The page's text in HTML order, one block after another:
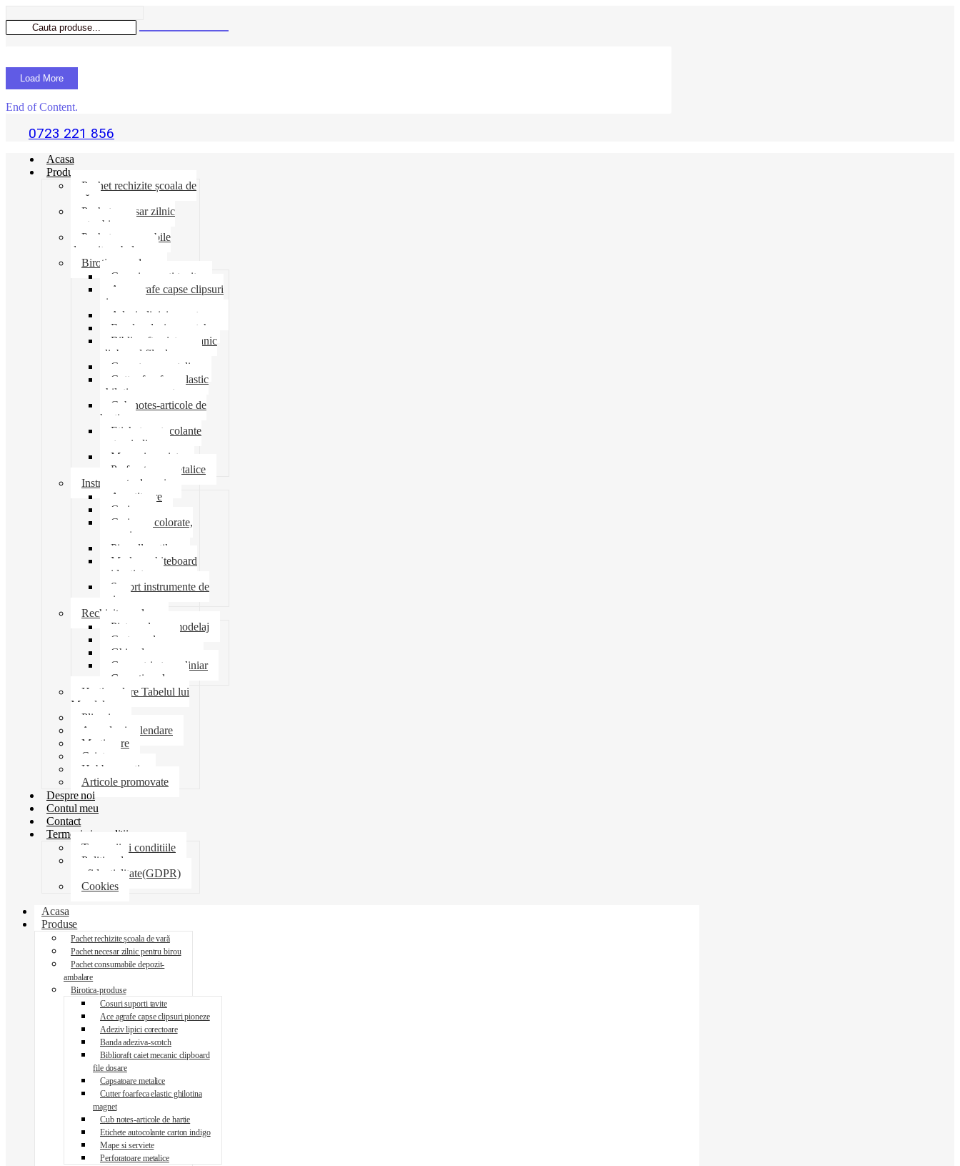
Load More
End of Content.
0723 221 856
Acasa
Produse
Pachet rechizite școala de
vară
Pachet necesar zilnic
pentru birou
Pachet consumabile
depozit-ambalare
Birotica-produse
Cosuri suporti tavite
Ace agrafe capse clipsuri
pioneze
Adeziv lipici corectoare
Banda adeziva-scotch
Biblioraft caiet mecanic
clipboard file dosare
Capsatoare metalice
Cutter foarfeca elastic
ghilotina magnet
Cub notes-articole de
hartie
Etichete autocolante
carton indigo
Mape si serviete
Perforatoare metalice
Instrumente de scris
Ascutitoare
Carioca
Creioane colorate,
mecanice
Pix roller stilou
Marker whiteboard
evidentiator
Suport instrumente de
scris
Rechizite scolare
Pictura desen modelaj
Creta scolara
Ghiozdane penare
Geometrie trusa liniar
Coperti scolare
Harti scolare Tabelul lui
Mendeleev
Plicuri
Agende si calendare
Martisoare
Caiete
Hobby creatie
Articole promovate
Despre noi
Contul meu
Contact
Termeni si conditii
Termenii si conditiile
Politica de
confidentialitate(GDPR)
Cookies
Acasa
Produse
Pachet rechizite școala de vară
Pachet necesar zilnic pentru birou
Pachet consumabile depozit-
ambalare
Birotica-produse
Cosuri suporti tavite
Ace agrafe capse clipsuri pioneze
Adeziv lipici corectoare
Banda adeziva-scotch
Biblioraft caiet mecanic clipboard
file dosare
Capsatoare metalice
Cutter foarfeca elastic ghilotina
magnet
Cub notes-articole de hartie
Etichete autocolante carton indigo
Mape si serviete
Perforatoare metalice